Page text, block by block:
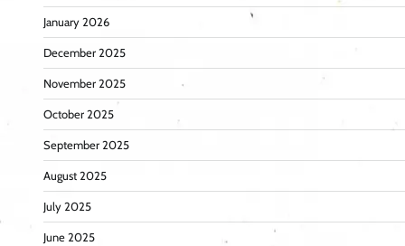
January 2026
December 2025
November 2025
October 2025
September 2025
August 2025
July 2025
June 2025